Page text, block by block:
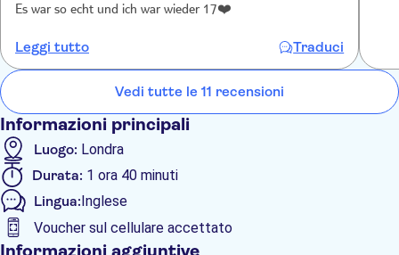
Es war so echt und ich war wieder 17❤️
Leggi tutto Traduci
Vedi tutte le 11 recensioni
Informazioni principali
Luogo: Londra
Durata: 1 ora 40 minuti
Lingua:Inglese
Voucher sul cellulare accettato